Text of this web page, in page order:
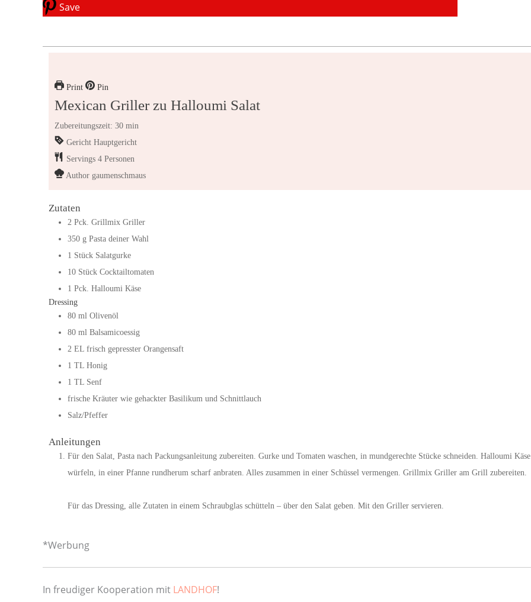
Save
Print Pin
Mexican Griller zu Halloumi Salat
Zubereitungszeit: 30 min
Gericht Hauptgericht
Servings 4 Personen
Author gaumenschmaus
Zutaten
2 Pck. Grillmix Griller
350 g Pasta deiner Wahl
1 Stück Salatgurke
10 Stück Cocktailtomaten
1 Pck. Halloumi Käse
Dressing
80 ml Olivenöl
80 ml Balsamicoessig
2 EL frisch gepresster Orangensaft
1 TL Honig
1 TL Senf
frische Kräuter wie gehackter Basilikum und Schnittlauch
Salz/Pfeffer
Anleitungen
Für den Salat, Pasta nach Packungsanleitung zubereiten. Gurke und Tomaten waschen, in mundgerechte Stücke schneiden. Halloumi Käse
würfeln, in einer Pfanne rundherum scharf anbraten. Alles zusammen in einer Schüssel vermengen. Grillmix Griller am Grill zubereiten.
Für das Dressing, alle Zutaten in einem Schraubglas schütteln – über den Salat geben. Mit den Griller servieren.
*Werbung
In freudiger Kooperation mit LANDHOF!